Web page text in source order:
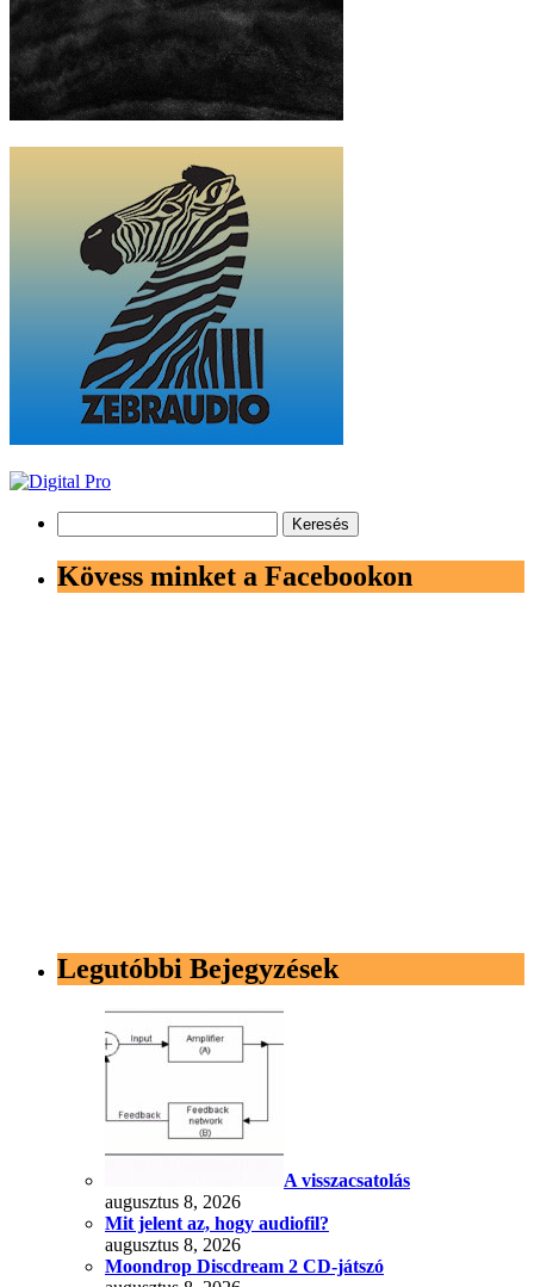
Kövess minket a Facebookon
Legutóbbi Bejegyzések
A visszacsatolás
augusztus 8, 2026
Mit jelent az, hogy audiofil?
augusztus 8, 2026
Moondrop Discdream 2 CD-játszó